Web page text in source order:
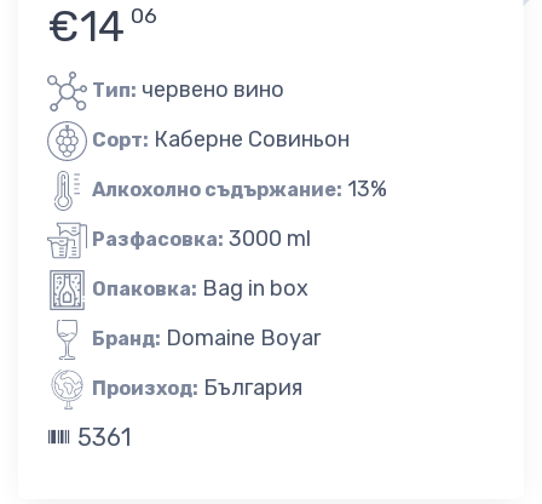
€14 06
Тип: червено вино
Сорт: Каберне Совиньон
Алкохолно съдържание: 13%
Разфасовка: 3000 ml
Опаковка: Bag in box
Бранд: Domaine Boyar
Произход: България
5361